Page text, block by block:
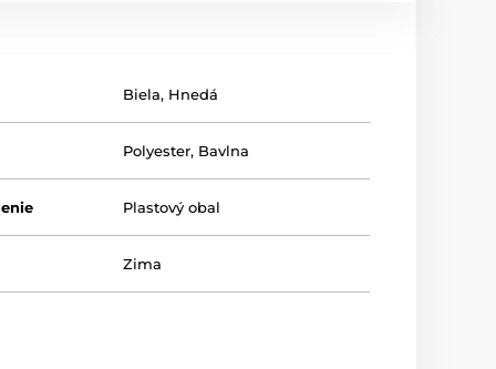
Biela, Hnedá
Polyester, Bavlna
Plastový obal
Zima